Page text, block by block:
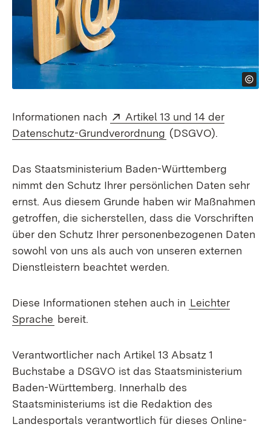
Informationen nach Extern:
Artikel 13 und 14 der
Datenschutz-Grundverordnung (Öffnet in neuem
(DSGVO).
Das Staatsministerium Baden-Württemberg
nimmt den Schutz Ihrer persönlichen Daten sehr
ernst. Aus diesem Grunde haben wir Maßnahmen
getroffen, die sicherstellen, dass die Vorschriften
über den Schutz Ihrer personenbezogenen Daten
sowohl von uns als auch von unseren externen
Dienstleistern beachtet werden.
Diese Informationen stehen auch in Leichter
Sprache bereit.
Verantwortlicher nach Artikel 13 Absatz 1
Buchstabe a DSGVO ist das Staatsministerium
Baden-Württemberg. Innerhalb des
Staatsministeriums ist die Redaktion des
Landesportals verantwortlich für dieses Online-